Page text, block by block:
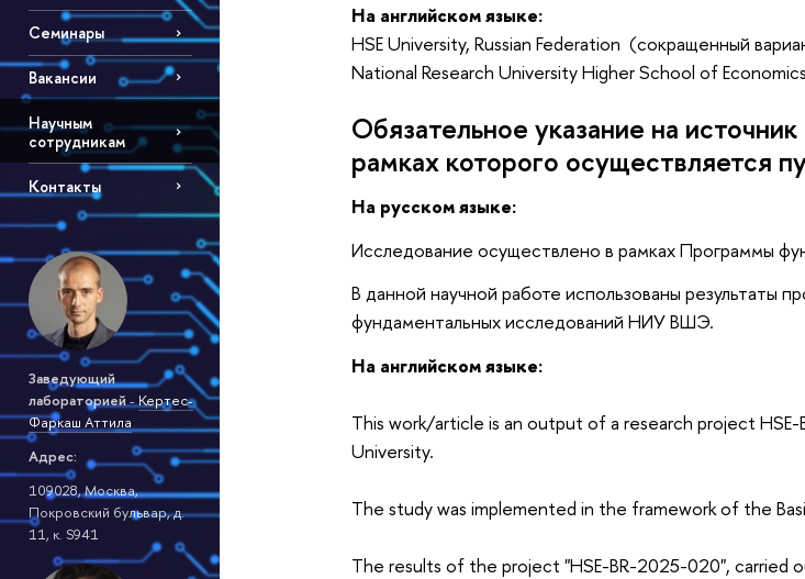
Семинары
Вакансии
Научным
сотрудникам
Контакты
Заведующий
лабораторией-Кертес-
Фаркаш Аттила
Адрес:
109028, Москва,
Покровский бульвар, д.
11, к. S941
На английском языке:
HSE University, Russian Federation (сокращенный
National Research University Higher School of
Обязательное указание на
рамках которого осуществляется
На русском языке:
Исследование осуществлено в рамках Программы
В данной научной работе использованы результаты
фундаментальных исследований НИУ ВШЭ.
На английском языке:
This work/article is an output of a research project
University.
The study was implemented in the framework of the
The results of the project "HSE-BR-2025-020", carried